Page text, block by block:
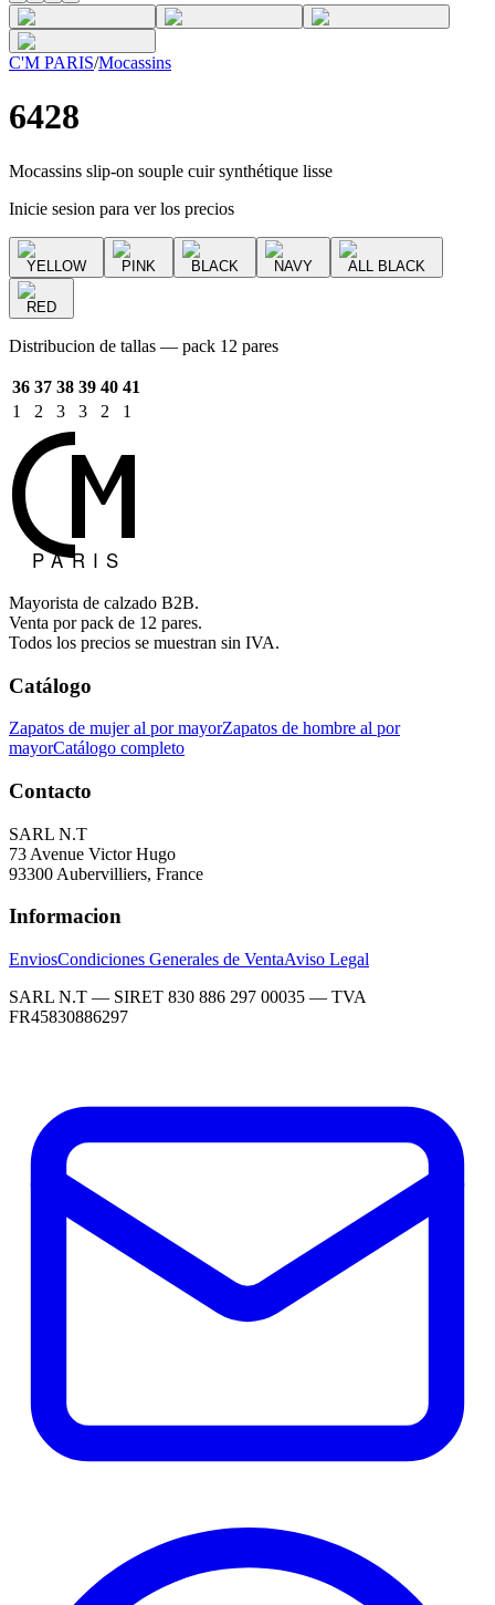
C'M PARIS/Mocassins
6428
Mocassins slip-on souple cuir synthétique lisse
Inicie sesion para ver los precios
YELLOW PINK BLACK NAVY ALL BLACK
RED
Distribucion de tallas — pack 12 pares
36 37 38 39 40 41
1
2 3 3 2 1
Mayorista de calzado B2B.
Venta por pack de 12 pares.
Todos los precios se muestran sin IVA.
Catálogo
Zapatos de mujer al por mayorZapatos de hombre al por
mayorCatálogo completo
Contacto
SARL N.T
73 Avenue Victor Hugo
93300 Aubervilliers, France
Informacion
EnviosCondiciones Generales de VentaAviso Legal
SARL N.T — SIRET 830 886 297 00035 — TVA
FR45830886297